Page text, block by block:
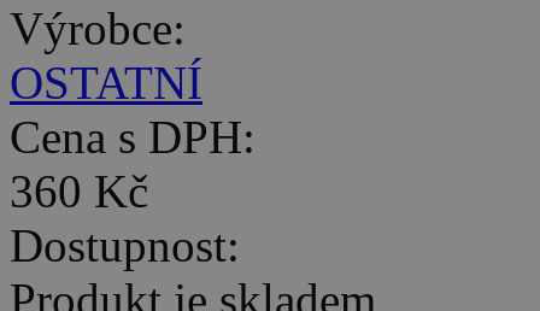
Výrobce:
OSTATNÍ
Cena s DPH:
360 Kč
Dostupnost:
Produkt je skladem